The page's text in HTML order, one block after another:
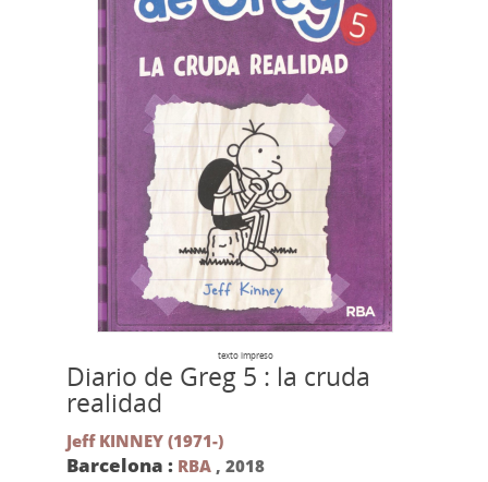
texto impreso
Diario de Greg 5 : la cruda
realidad
Jeff KINNEY (1971-)
Barcelona : RBA , 2018